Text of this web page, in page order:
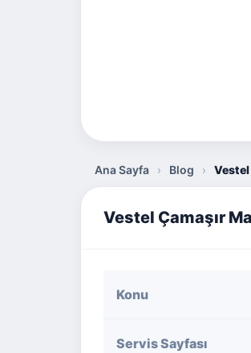
Ana Sayfa › Blog › Vestel
Vestel Çamaşır
Konu
Servis Sayfası